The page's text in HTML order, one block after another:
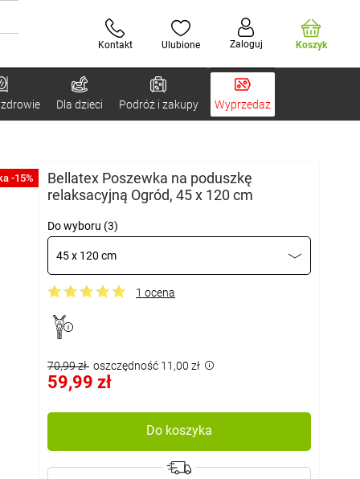
Kontakt Ulubione Zaloguj Koszyk
Dla dzieci Podróż i zakupy Wyprzedaż
-15%
Bellatex Poszewka na poduszkę
relaksacyjną Ogród, 45 x 120 cm
Do wyboru (3)
45 x 120 cm
1 ocena
70,99 zł oszczędność 11,00 zł
59,99 zł
Do koszyka